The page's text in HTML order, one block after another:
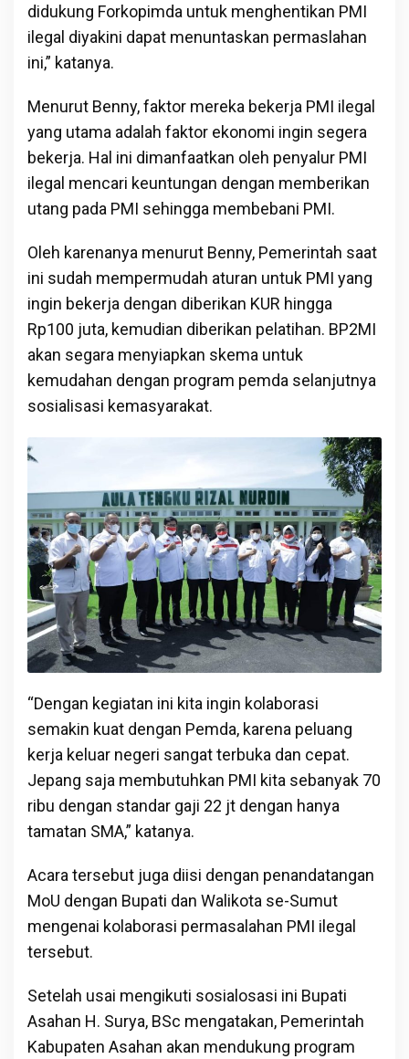
didukung Forkopimda untuk menghentikan PMI
ilegal diyakini dapat menuntaskan permaslahan
ini,” katanya.
Menurut Benny, faktor mereka bekerja PMI ilegal
yang utama adalah faktor ekonomi ingin segera
bekerja. Hal ini dimanfaatkan oleh penyalur PMI
ilegal mencari keuntungan dengan memberikan
utang pada PMI sehingga membebani PMI.
Oleh karenanya menurut Benny, Pemerintah saat
ini sudah mempermudah aturan untuk PMI yang
ingin bekerja dengan diberikan KUR hingga
Rp100 juta, kemudian diberikan pelatihan. BP2MI
akan segara menyiapkan skema untuk
kemudahan dengan program pemda selanjutnya
sosialisasi kemasyarakat.
“Dengan kegiatan ini kita ingin kolaborasi
semakin kuat dengan Pemda, karena peluang
kerja keluar negeri sangat terbuka dan cepat.
Jepang saja membutuhkan PMI kita sebanyak 70
ribu dengan standar gaji 22 jt dengan hanya
tamatan SMA,” katanya.
Acara tersebut juga diisi dengan penandatangan
MoU dengan Bupati dan Walikota se-Sumut
mengenai kolaborasi permasalahan PMI ilegal
tersebut.
Setelah usai mengikuti sosialosasi ini Bupati
Asahan H. Surya, BSc mengatakan, Pemerintah
Kabupaten Asahan akan mendukung program